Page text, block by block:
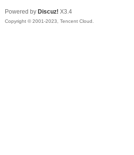
Powered by Discuz! X3.4
Copyright © 2001-2023, Tencent Cloud.